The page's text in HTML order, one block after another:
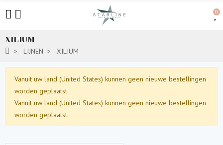
0
XILIUM
LIJNEN XILIUM
Vanuit uw land (United States) kunnen geen nieuwe bestellingen
worden geplaatst.
Vanuit uw land (United States) kunnen geen nieuwe bestellingen
worden geplaatst.